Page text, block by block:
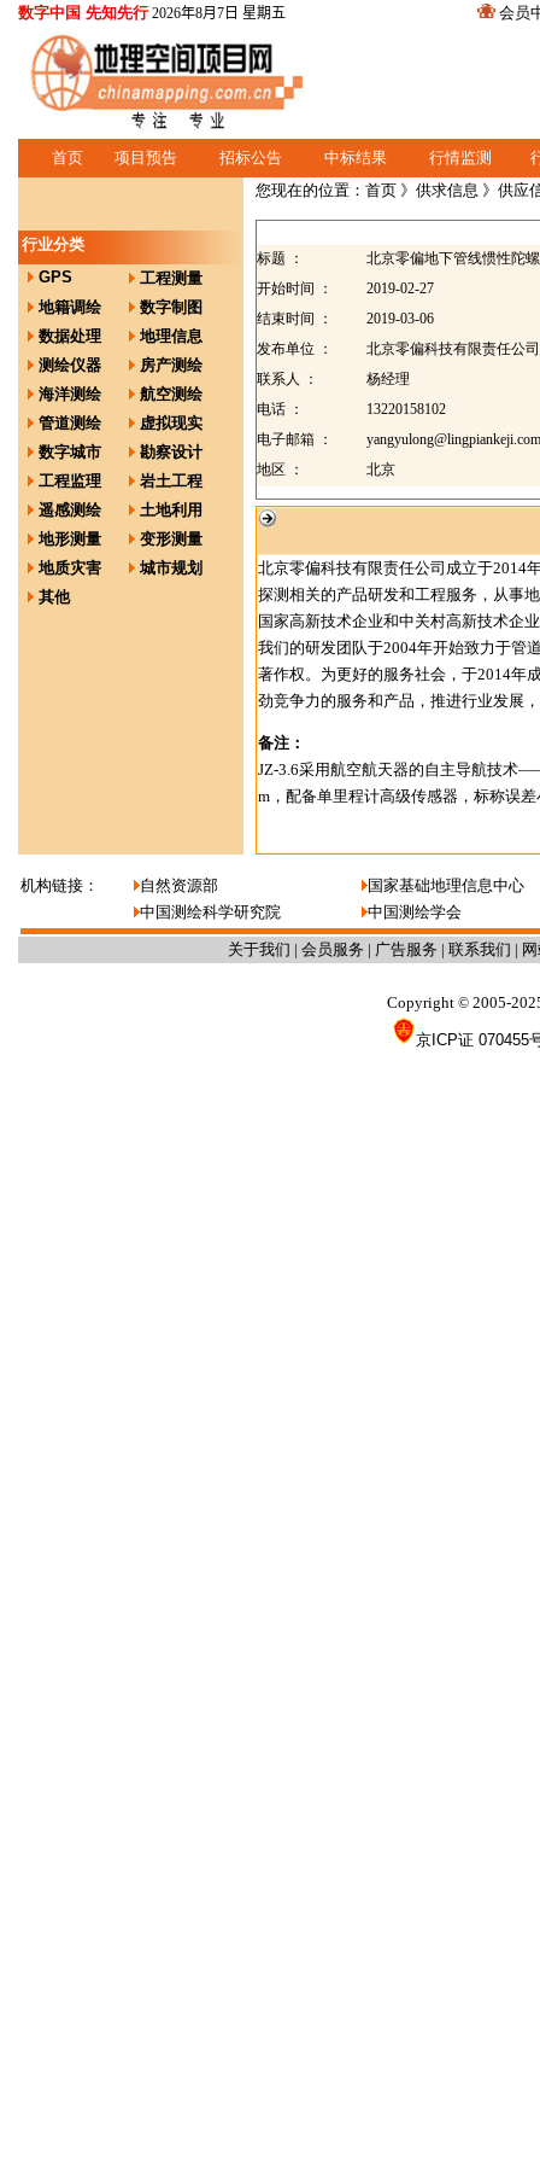
数字中国 先知先行 2026年8月7日 星期五 会员
首页 项目预告 招标公告 中标结果 行情监测
行业分类
GPS
工程测量
地籍调绘
数字制图
数据处理
地理信息
测绘仪器
房产测绘
海洋测绘
航空测绘
管道测绘
虚拟现实
数字城市
勘察设计
工程监理
岩土工程
遥感测绘
土地利用
地形测量
变形测量
地质灾害
城市规划
其他
您现在的位置： 首页 》 供求信息 》供应
标题 ：
北京零偏地下管线惯性陀
开始时间 ：
2019-02-27
结束时间 ：
2019-03-06
发布单位 ：
北京零偏科技有限责任公司
联系人 ：
杨经理
电话 ：
13220158102
电子邮箱 ：
yangyulong@lingpiankeji.com
地区 ：
北京
北京零偏科技有限责任公司成立于2014
探测相关的产品研发和工程服务，从事
国家高新技术企业和中关村高新技术企
我们的研发团队于2004年开始致力于管
著作权。为更好的服务社会，于2014年
劲竞争力的服务和产品，推进行业发展
备注：
JZ-3.6采用航空航天器的自主导航技术
m，配备单里程计高级传感器，标称误
机构链接： 自然资源部
国家基础地理信息中心
中国测绘科学研究院
中国测绘学会
关于我们 | 会员服务 | 广告服务 | 联系我们 |
Copyright © 2005-
京ICP证 070455